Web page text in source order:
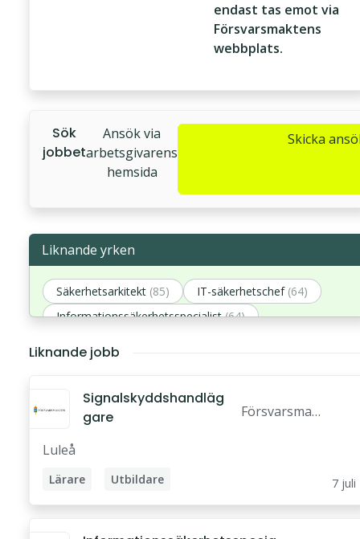
endast tas emot via
Försvarsmaktens
webbplats.
Sök
jobbet
Ansök via
arbetsgivarens
hemsida
Skicka
Liknande yrken
Säkerhetsarkitekt (85) IT-säkerhetschef (64)
Informationssäkerhetsspecialist (64)
Liknande jobb
Signalskyddshandläg
gare
Försvarsmakt
Luleå
Lärare
Utbildare
IT-säkerhetsansvarig
7 juli